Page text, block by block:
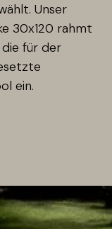
Unser
30x120 rahmt
für der
ein.